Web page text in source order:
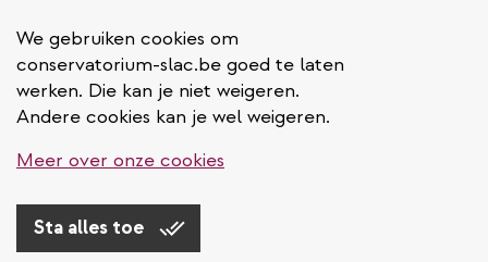
We gebruiken cookies om
conservatorium-slac.be goed te laten
werken. Die kan je niet weigeren.
Andere cookies kan je wel weigeren.
Meer over onze cookies
Sta alles toe